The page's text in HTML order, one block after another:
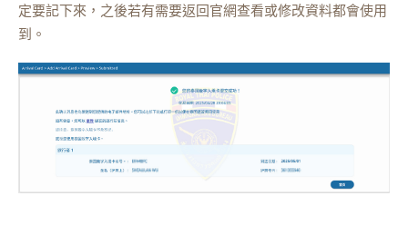
定要記下來，之後若有需要返回官網查看或修改資料都會使用
到。